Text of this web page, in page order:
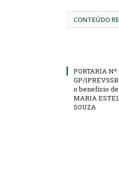
CONTEÚDO
PORTARIA
GP/
o benefício de
MARIA
SOUZA